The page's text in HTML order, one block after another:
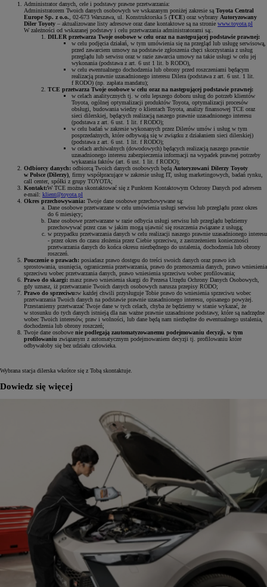
Administrator danych, cele i podstawy prawne przetwarzania:
Administratorem Twoich danych osobowych we wskazanym poniżej zakresie są Toyota Central
Europe Sp. z o.o. , 02-673 Warszawa, ul. Konstruktorska 5 (TCE) oraz wybrany Autoryzowany
Diler Toyoty – aktualizowane listy adresowe oraz dane kontaktowe są na stronie www.toyota.pl
W zależności od wskazanej podstawy i celu przetwarzania administratorami są:.
DILER przetwarza Twoje osobowe w celu oraz na następującej podstawie prawnej:
w celu podjęcia działań, w tym umówienia się na przegląd lub usługę serwisową,
przed zawarciem umowy na podstawie zgłoszenia chęci skorzystania z usług
przeglądu lub serwisu oraz w razie zawarcia umowy na takie usługi w celu jej
wykonania (podstawa z art. 6 ust 1 lit. b RODO),
w celu ewentualnego dochodzenia lub obrony przed roszczeniami będącym
realizacją prawnie uzasadnionego interesu Dilera (podstawa z art. 6 ust. 1 lit.
f RODO) (np. zapłata mandatu);
TCE przetwarza Twoje osobowe w celu oraz na następującej podstawie prawnej:
w celach analitycznych tj. w celu lepszego doboru usług do potrzeb klientów
Toyota, ogólnej optymalizacji produktów Toyota, optymalizacji procesów
obsługi, budowania wiedzy o klientach Toyota, analizy finansowej TCE oraz
sieci dilerskiej, będących realizacją naszego prawnie uzasadnionego interesu
(podstawa z art. 6 ust. 1 lit. f RODO);
w celu badań w zakresie wykonanych przez Dilerów umów i usług w tym
posprzedażnych, które odbywają się w związku z działaniem sieci dilerskiej)
(podstawa z art. 6 ust. 1 lit. f RODO);
w celach archiwalnych (dowodowych) będących realizacją naszego prawnie
uzasadnionego interesu zabezpieczenia informacji na wypadek prawnej potrzeby
wykazania faktów (art. 6 ust. 1 lit. f RODO);
Odbiorcy danych: odbiorcą Twoich danych osobowych będą Autoryzowani Dilerzy Toyoty
w Polsce (Dilerzy) , firmy współpracujące w zakresie usług IT, usług marketingowych, badań rynku,
call center, spółki z grupy TOYOTA;
Kontakt:W TCE można skontaktować się z Punktem Kontaktowym Ochrony Danych pod adresem
e-mail: klient@toyota.pl
Okres przechowywania: Twoje dane osobowe przechowywane są:
Dane osobowe przetwarzane w celu umówienia usługi serwisu lub przeglądu przez okres
do 6 miesięcy;
Dane osobowe przetwarzane w razie odbycia usługi serwisu lub przeglądu będziemy
przechowywać przez czas w jakim mogą ujawnić się roszczenia związane z usługą;
w przypadku przetwarzania danych w celu realizacji naszego prawnie uzasadnionego interesu
- przez okres do czasu złożenia przez Ciebie sprzeciwu, z zastrzeżeniem konieczności
przetwarzania danych do końca okresu niezbędnego do ustalenia, dochodzenia lub obrony
roszczeń.
Pouczenie o prawach: posiadasz prawo dostępu do treści swoich danych oraz prawo ich
sprostowania, usunięcia, ograniczenia przetwarzania, prawo do przenoszenia danych, prawo wniesienia
sprzeciwu wobec przetwarzania danych, prawo wniesienia sprzeciwu wobec profilowania;
Prawo do skargi: masz prawo wniesienia skargi do Prezesa Urzędu Ochrony Danych Osobowych,
gdy uznasz, iż przetwarzanie Twoich danych osobowych narusza przepisy RODO;
Prawo do sprzeciwu:w każdej chwili przysługuje Tobie prawo do wniesienia sprzeciwu wobec
przetwarzania Twoich danych na podstawie prawnie uzasadnionego interesu, opisanego powyżej.
Przestaniemy przetwarzać Twoje dane w tych celach, chyba że będziemy w stanie wykazać, że
w stosunku do tych danych istnieją dla nas ważne prawnie uzasadnione podstawy, które są nadrzędne
wobec Twoich interesów, praw i wolności, lub dane będą nam niezbędne do ewentualnego ustalenia,
dochodzenia lub obrony roszczeń;
Twoje dane osobowe nie podlegają zautomatyzowanemu podejmowaniu decyzji, w tym
profilowaniu związanym z automatycznym podejmowaniem decyzji tj. profilowaniu które
odbywałoby się bez udziału człowieka.
Wybrana stacja dilerska wkrótce się z Tobą skontaktuje.
Dowiedz się więcej